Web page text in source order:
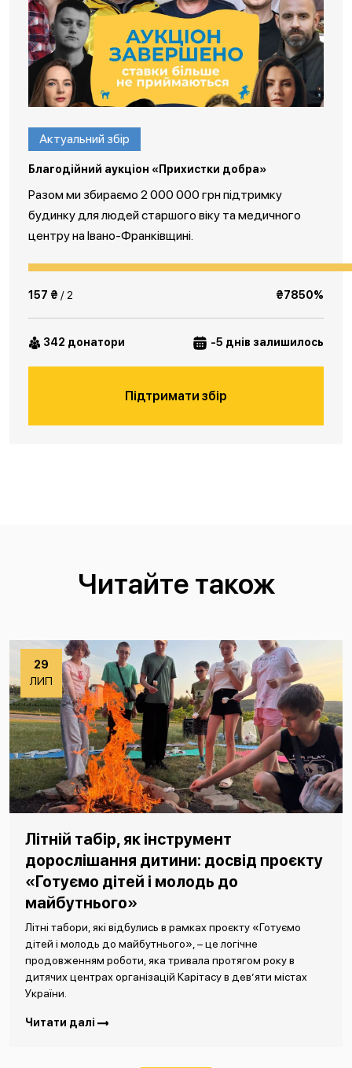
Актуальний збір
Благодійний аукціон «Прихистки добра»
Разом ми збираємо 2 000 000 грн підтримку
будинку для людей старшого віку та медичного
центру на Івано-Франківщині.
157 ₴ / 2 ₴7850%
342 донатори -5 днів залишилось
Підтримати збір
Читайте також
29
ЛИП
Літній табір, як інструмент
дорослішання дитини: досвід проєкту
«Готуємо дітей і молодь до
майбутнього»
Літні табори, які відбулись в рамках проєкту «Готуємо
дітей і молодь до майбутнього», – це логічне
продовженням роботи, яка тривала протягом року в
дитячих центрах організацій Карітасу в дев’яти містах
України.
Читати далі